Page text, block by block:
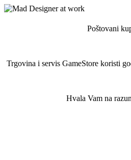
Poštovani
Trgovina i servis GameStore koristi
Hvala Vam na